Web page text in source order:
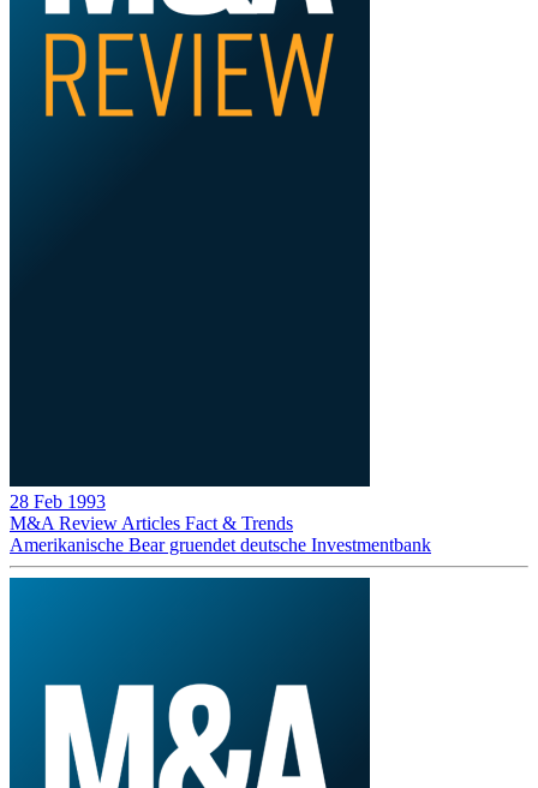
28 Feb 1993
M&A Review Articles Fact & Trends
Amerikanische Bear gruendet deutsche Investmentbank